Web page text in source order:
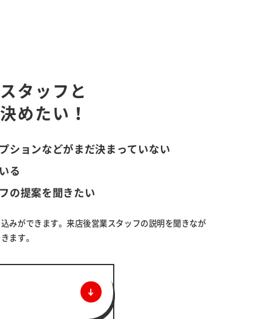
タッフと
めたい！
ションなどがまだ決まっていない
る
の提案を聞きたい
みができます。来店後営業スタッフの説明を聞きなが
ます。